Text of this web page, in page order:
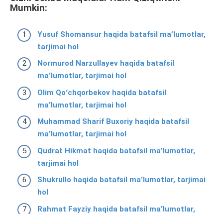
Mumkin:
Yusuf Shomansur haqida batafsil ma’lumotlar,
tarjimai hol
Normurod Narzullayev haqida batafsil
ma’lumotlar, tarjimai hol
Olim Qoʻchqorbekov haqida batafsil
ma’lumotlar, tarjimai hol
Muhammad Sharif Buxoriy haqida batafsil
ma’lumotlar, tarjimai hol
Qudrat Hikmat haqida batafsil ma’lumotlar,
tarjimai hol
Shukrullo haqida batafsil ma’lumotlar, tarjimai
hol
Rahmat Fayziy haqida batafsil ma’lumotlar,